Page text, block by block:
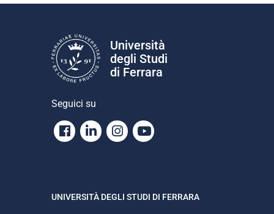
Università
degli Studi
di Ferrara
Seguici su
Facebook
LinkedinInstagram
Youtube
UNIVERSITÀ DEGLI STUDI DI FERRARA